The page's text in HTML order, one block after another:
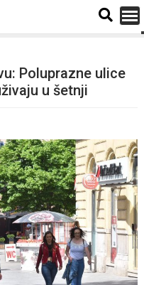
Poluprazne ulice
u šetnji